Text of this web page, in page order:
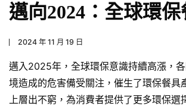
邁向2024：全球環
2024 年 11 月 19 日
邁入2025年，全球環保意識持續高漲，
境造成的危害備受關注，催生了環保餐
上層出不窮，為消費者提供了更多環保